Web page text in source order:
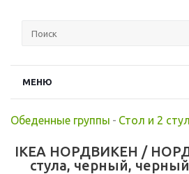
МЕНЮ
Обеденные группы - Стол и 2
IKEA НОРДВИКЕН /
стула, черный,